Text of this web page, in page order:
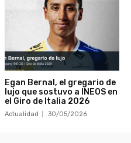
Egan Bernal, el gregario de
lujo que sostuvo a INEOS en
el Giro de Italia 2026
Actualidad 30/05/2026